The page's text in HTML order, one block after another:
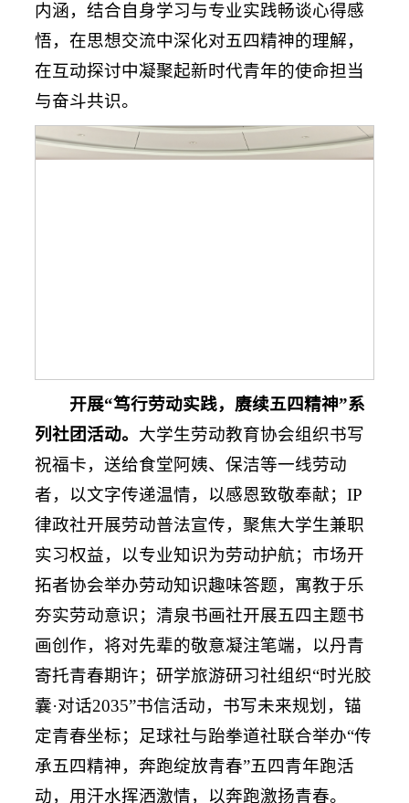
内涵，结合自身学习与专业实践畅谈心得感
悟，在思想交流中深化对五四精神的理解，
在互动探讨中凝聚起新时代青年的使命担当
与奋斗共识。
开展“笃行劳动实践，赓续五四精神”系
列社团活动。 大学生劳动教育协会组织书写
祝福卡，送给食堂阿姨、保洁等一线劳动
者，以文字传递温情，以感恩致敬奉献；IP
律政社开展劳动普法宣传，聚焦大学生兼职
实习权益，以专业知识为劳动护航；市场开
拓者协会举办劳动知识趣味答题，寓教于乐
夯实劳动意识；清泉书画社开展五四主题书
画创作，将对先辈的敬意凝注笔端，以丹青
寄托青春期许；研学旅游研习社组织“时光胶
囊·对话2035”书信活动，书写未来规划，锚
定青春坐标；足球社与跆拳道社联合举办“传
承五四精神，奔跑绽放青春”五四青年跑活
动，用汗水挥洒激情，以奔跑激扬青春。